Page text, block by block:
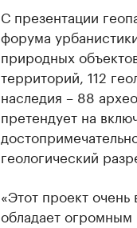
С презентации
форума
природных
территорий, 112
наследия – 88
претендует на
геологический
«Этот проект
обладает огромным